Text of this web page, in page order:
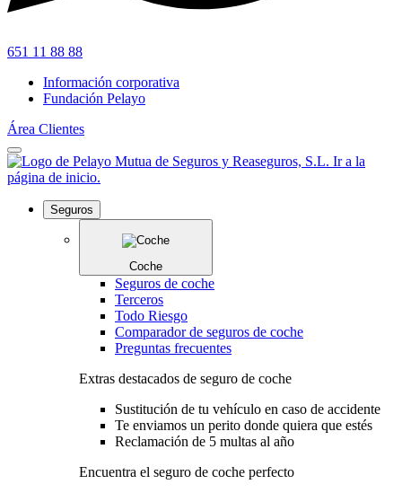
651 11 88 88
Información corporativa
Fundación Pelayo
Área Clientes
Seguros
Coche
Seguros de coche
Terceros
Todo Riesgo
Comparador de seguros de coche
Preguntas frecuentes
Extras destacados de seguro de coche
Sustitución de tu vehículo en caso de accidente
Te enviamos un perito donde quiera que estés
Reclamación de 5 multas al año
Encuentra el seguro de coche perfecto